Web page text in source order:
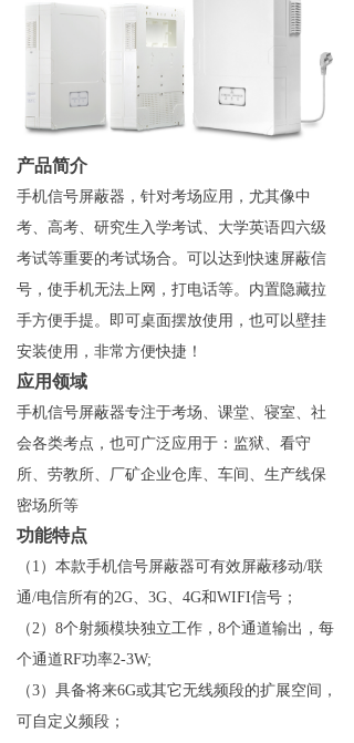
产品简介
手机信号屏蔽器，针对考场应用，尤其像中
考、高考、研究生入学考试、大学英语四六级
考试等重要的考试场合。可以达到快速屏蔽信
号，使手机无法上网，打电话等。内置隐藏拉
手方便手提。即可桌面摆放使用，也可以壁挂
安装使用，非常方便快捷！
应用领域
手机信号屏蔽器专注于考场、课堂、寝室、社
会各类考点，也可广泛应用于：监狱、看守
所、劳教所、厂矿企业仓库、车间、生产线保
密场所等
功能特点
（1）本款手机信号屏蔽器可有效屏蔽移动/联
通/电信所有的2G、3G、4G和WIFI信号；
（2）8个射频模块独立工作，8个通道输出，每
个通道RF功率2-3W;
（3）具备将来6G或其它无线频段的扩展空间，
可自定义频段；